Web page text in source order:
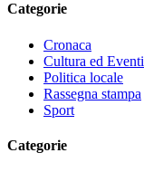
Categorie
Cronaca
Cultura ed Eventi
Politica locale
Rassegna stampa
Sport
Categorie